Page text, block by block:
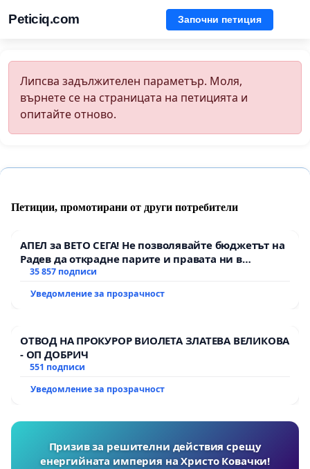
Peticiq.com Започни петиция
Липсва задължителен параметър. Моля,
върнете се на страницата на петицията и
опитайте отново.
Петиции, промотирани от други потребители
АПЕЛ за ВЕТО СЕГА! Не позволявайте бюджетът на
Радев да открадне парите и правата ни в
тъмното
35 857 подписи
Уведомление за прозрачност
ОТВОД НА ПРОКУРОР ВИОЛЕТА ЗЛАТЕВА ВЕЛИКОВА
- ОП ДОБРИЧ
551 подписи
Уведомление за прозрачност
Призив за решителни действия срещу
енергийната империя на Христо Ковачки!